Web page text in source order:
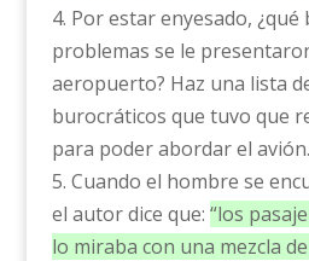
4. Por estar enyesado, ¿qué
problemas se le
aeropuerto? Haz una lista
burocráticos que tuvo que
para poder abordar el avión.
5. Cuando el hombre se
el autor dice que: “los
lo miraba con una mezcla